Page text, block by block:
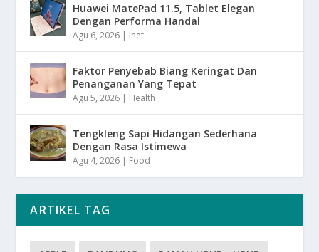
Huawei MatePad 11.5, Tablet Elegan
Dengan Performa Handal
Agu 6, 2026 | Inet
Faktor Penyebab Biang Keringat Dan
Penanganan Yang Tepat
Agu 5, 2026 | Health
Tengkleng Sapi Hidangan Sederhana
Dengan Rasa Istimewa
Agu 4, 2026 | Food
ARTIKEL TAG